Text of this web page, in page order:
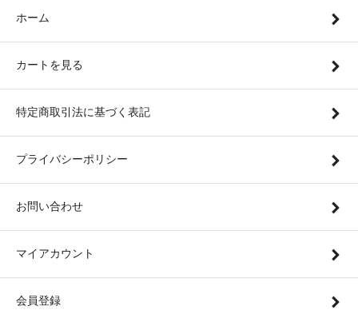
ホーム
カートを見る
特定商取引法に基づく表記
プライバシーポリシー
お問い合わせ
マイアカウント
会員登録